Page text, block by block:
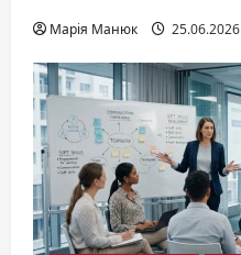
Марія Манюк 25.06.2026